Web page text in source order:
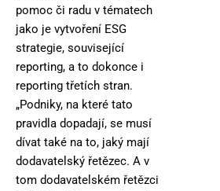
pomoc či radu v tématech
jako je vytvoření ESG
strategie, související
reporting, a to dokonce i
reporting třetích stran.
„Podniky, na které tato
pravidla dopadají, se musí
dívat také na to, jaký mají
dodavatelský řetězec. A v
tom dodavatelském řetězci